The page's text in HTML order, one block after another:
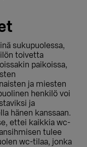
sukupuolessa,
toivetta
paikoissa,
ja miesten
henkilö voi
ja
hänen kanssaan.
ettei kaikkia wc-
tulee
wc-tilaa, jonka